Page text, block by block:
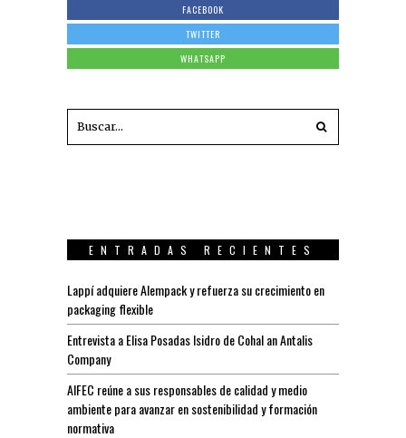
FACEBOOK
TWITTER
WHATSAPP
ENTRADAS RECIENTES
Lappí adquiere Alempack y refuerza su crecimiento en
packaging flexible
Entrevista a Elisa Posadas Isidro de Cohal an Antalis
Company
AIFEC reúne a sus responsables de calidad y medio
ambiente para avanzar en sostenibilidad y formación
normativa